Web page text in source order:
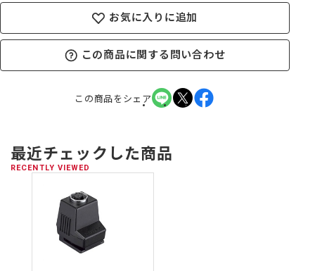
お気に入りに追加
この商品に関する問い合わせ
この商品をシェア
最近チェックした商品
RECENTLY VIEWED